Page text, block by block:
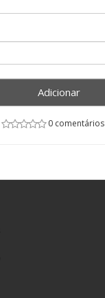
Adicionar
0 comentários